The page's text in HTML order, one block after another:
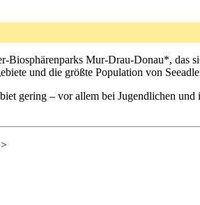
Mur-Drau-Donau*, das
und die größte Population von
gering – vor allem bei Jugendlichen